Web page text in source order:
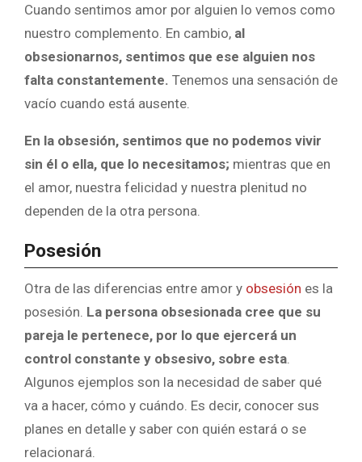
Cuando sentimos amor por alguien lo vemos como
nuestro complemento. En cambio, al
obsesionarnos, sentimos que ese alguien nos
falta constantemente. Tenemos una sensación de
vacío cuando está ausente.
En la obsesión, sentimos que no podemos vivir
sin él o ella, que lo necesitamos; mientras que en
el amor, nuestra felicidad y nuestra plenitud no
dependen de la otra persona.
Posesión
Otra de las diferencias entre amor y obsesión es la
posesión. La persona obsesionada cree que su
pareja le pertenece, por lo que ejercerá un
control constante y obsesivo, sobre esta
Algunos ejemplos son la necesidad de saber qué
va a hacer, cómo y cuándo. Es decir, conocer sus
planes en detalle y saber con quién estará o se
relacionará.